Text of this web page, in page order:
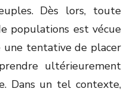
Dès lors, toute
populations est vécue
une tentative de placer
ultérieurement
Dans un tel contexte,